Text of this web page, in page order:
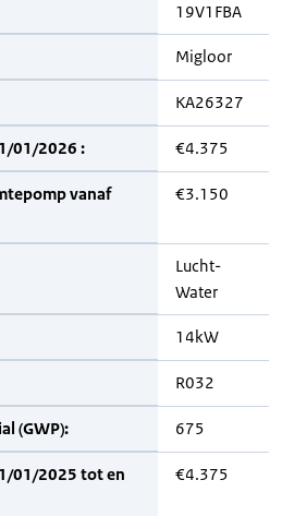
19V1FBA
Migloor
KA26327
01/2026 : €4.375
vanaf
€3.150
Lucht-
Water
14kW
R032
(GWP): 675
01/2025 tot en
€4.375